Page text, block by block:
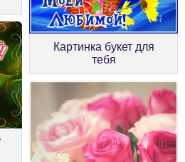
Картинка букет для
тебя